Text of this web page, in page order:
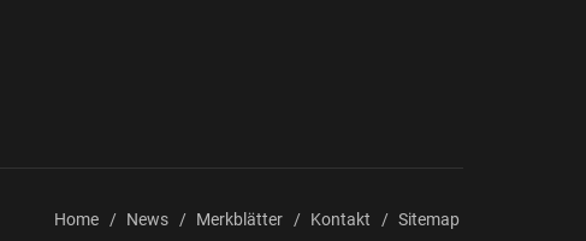
Home News Merkblätter Kontakt Sitemap